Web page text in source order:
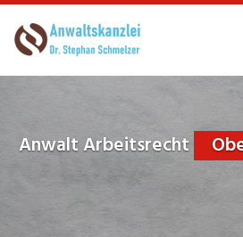
to
Anwalt Arbeitsrecht